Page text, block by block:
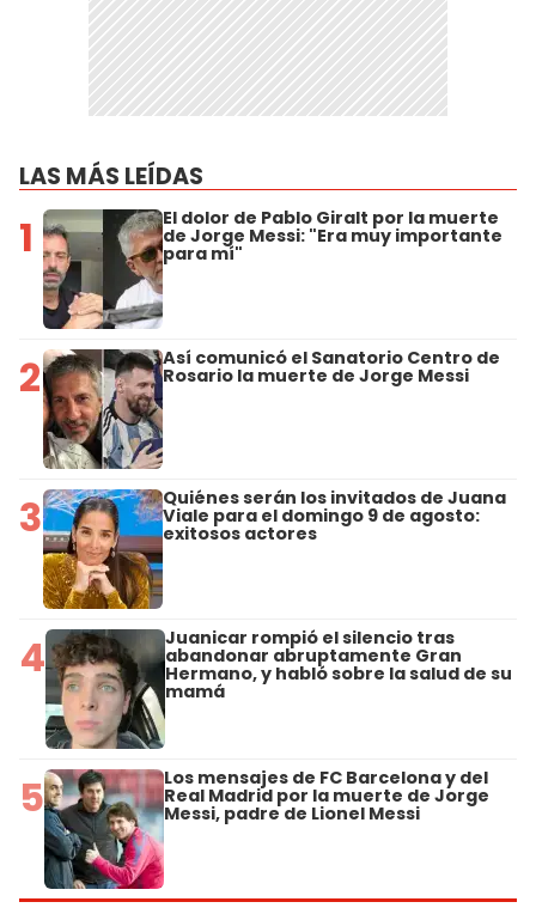
LAS MÁS LEÍDAS
1 El dolor de Pablo Giralt por la muerte
de Jorge Messi: "Era muy importante
para mí"
2 Así comunicó el Sanatorio Centro de
Rosario la muerte de Jorge Messi
3 Quiénes serán los invitados de Juana
Viale para el domingo 9 de agosto:
exitosos actores
4 Juanicar rompió el silencio tras
abandonar abruptamente Gran
Hermano, y habló sobre la salud de su
mamá
5 Los mensajes de FC Barcelona y del
Real Madrid por la muerte de Jorge
Messi, padre de Lionel Messi